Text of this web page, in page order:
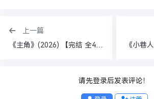
上一篇
《主角》(2026) 【完结 全48集】【4K SDR 超高清】【内置中文字幕】【2.6G左右/集】【张嘉益/刘浩存】
请先登录后发表评论！